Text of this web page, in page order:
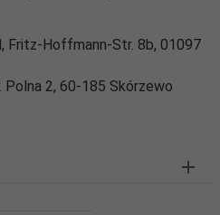
Fritz-Hoffmann-Str. 8b, 01097
Polna 2, 60-185 Skórzewo